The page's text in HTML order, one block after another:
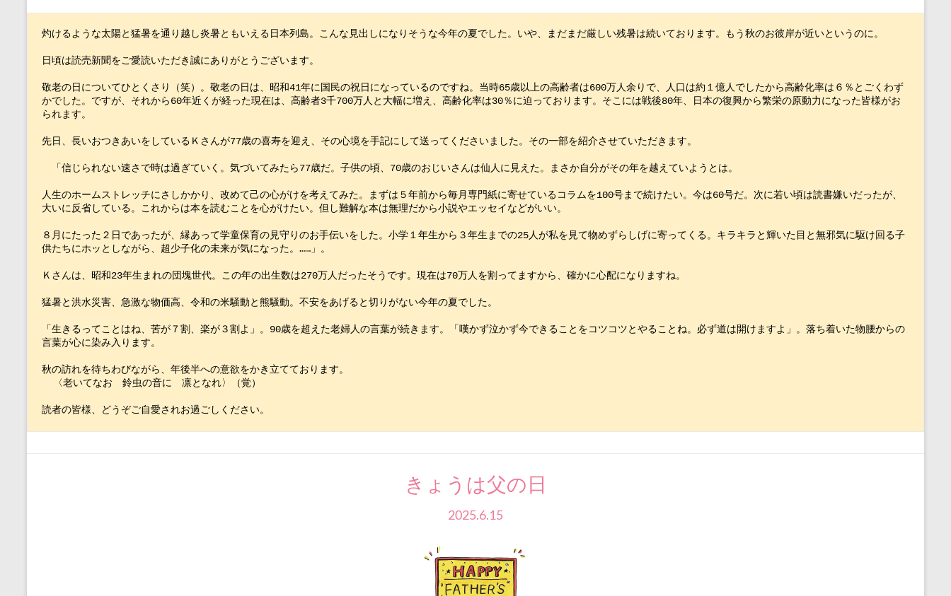
灼けるような太陽と猛暑を通り越し炎暑ともいえる日本列島。こんな見出しになりそうな今年の夏でした。いや、まだまだ厳しい残暑は続いております。もう秋のお彼岸が近いというのに。
日頃は読売新聞をご愛読いただき誠にありがとうございます。
敬老の日についてひとくさり（笑）。敬老の日は、昭和41年に国民の祝日になっているのですね。当時65歳以上の高齢者は600万人余りで、人口は約１億人でしたから高齢化率は６％とごくわず
かでした。ですが、それから60年近くが経った現在は、高齢者3千700万人と大幅に増え、高齢化率は30％に迫っております。そこには戦後80年、日本の復興から繁栄の原動力になった皆様がお
られます。
先日、長いおつきあいをしているＫさんが77歳の喜寿を迎え、その心境を手記にして送ってくださいました。その一部を紹介させていただきます。
「信じられない速さで時は過ぎていく。気づいてみたら77歳だ。子供の頃、70歳のおじいさんは仙人に見えた。まさか自分がその年を越えていようとは。
人生のホームストレッチにさしかかり、改めて己の心がけを考えてみた。まずは５年前から毎月専門紙に寄せているコラムを100号まで続けたい。今は60号だ。次に若い頃は読書嫌いだったが、
大いに反省している。これからは本を読むことを心がけたい。但し難解な本は無理だから小説やエッセイなどがいい。
８月にたった２日であったが、縁あって学童保育の見守りのお手伝いをした。小学１年生から３年生までの25人が私を見て物めずらしげに寄ってくる。キラキラと輝いた目と無邪気に駆け回る子
供たちにホッとしながら、超少子化の未来が気になった。……」。
Ｋさんは、昭和23年生まれの団塊世代。この年の出生数は270万人だったそうです。現在は70万人を割ってますから、確かに心配になりますね。
猛暑と洪水災害、急激な物価高、令和の米騒動と熊騒動。不安をあげると切りがない今年の夏でした。
「生きるってことはね、苦が７割、楽が３割よ」。90歳を超えた老婦人の言葉が続きます。「嘆かず泣かず今できることをコツコツとやることね。必ず道は開けますよ」。落ち着いた物腰からの
言葉が心に染み入ります。
秋の訪れを待ちわびながら、年後半への意欲をかき立てております。
  〈老いてなお　鈴虫の音に　凛となれ〉（覚）
読者の皆様、どうぞご自愛されお過ごしください。
きょうは父の日
2025.6.15